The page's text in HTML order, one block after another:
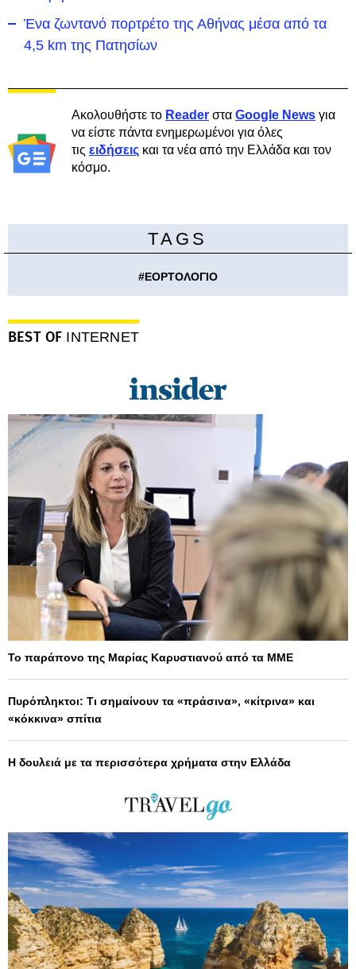
Ένα ζωντανό πορτρέτο της Αθήνας μέσα από τα
4,5 km της Πατησίων
Ακολουθήστε το Reader στα Google News για
να είστε πάντα ενημερωμένοι για όλες
τις ειδήσεις και τα νέα από την Ελλάδα και τον
κόσμο.
TAGS
#ΕΟΡΤΟΛΟΓΙΟ
BEST OF INTERNET
Το παράπονο της Μαρίας Καρυστιανού από τα ΜΜΕ
Πυρόπληκτοι: Τι σημαίνουν τα «πράσινα», «κίτρινα» και
«κόκκινα» σπίτια
Η δουλειά με τα περισσότερα χρήματα στην Ελλάδα